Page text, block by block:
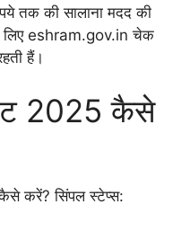
तक की सालाना मदद की
लिए eshram.gov.in चेक
हैं।
2025 कैसे
कैसे करें? सिंपल स्टेप्स: